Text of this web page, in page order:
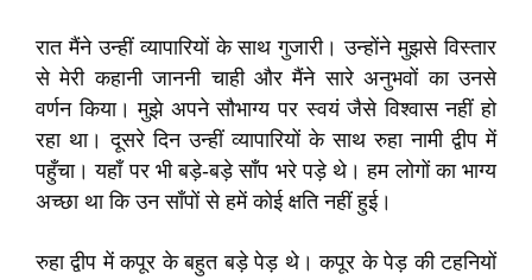
रात मैंने उन्हीं व्यापारियों के साथ गुजारी। उन्होंने मुझसे विस्तार
से मेरी कहानी जाननी चाही और मैंने सारे अनुभवों का उनसे
वर्णन किया। मुझे अपने सौभाग्य पर स्वयं जैसे विश्वास नहीं हो
रहा था। दूसरे दिन उन्हीं व्यापारियों के साथ रुहा नामी द्वीप में
पहुँचा। यहाँ पर भी बड़े-बड़े साँप भरे पड़े थे। हम लोगों का भाग्य
अच्छा था कि उन साँपों से हमें कोई क्षति नहीं हुई।
रुहा द्वीप में कपूर के बहुत बड़े पेड़ थे। कपूर के पेड़ की टहनियों